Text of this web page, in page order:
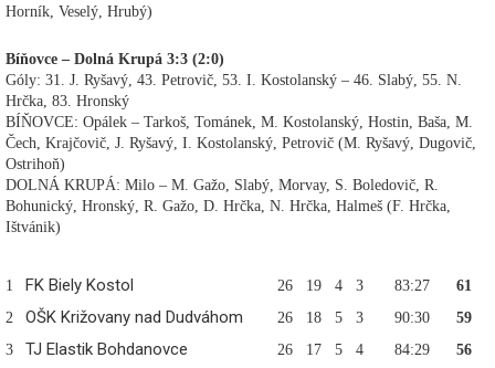
Horník, Veselý, Hrubý)
Bíňovce – Dolná Krupá 3:3 (2:0)
Góly: 31. J. Ryšavý, 43. Petrovič, 53. I. Kostolanský – 46. Slabý, 55. N.
Hrčka, 83. Hronský
BÍŇOVCE: Opálek – Tarkoš, Tománek, M. Kostolanský, Hostin, Baša, M.
Čech, Krajčovič, J. Ryšavý, I. Kostolanský, Petrovič (M. Ryšavý, Dugovič,
Ostrihoň)
DOLNÁ KRUPÁ: Milo – M. Gažo, Slabý, Morvay, S. Boledovič, R.
Bohunický, Hronský, R. Gažo, D. Hrčka, N. Hrčka, Halmeš (F. Hrčka,
Ištvánik)
1 FK Biely Kostol 26 19 4 3 83:27
61
2
OŠK Križovany nad Dudváhom 26 18 5 3 90:30
59
3
TJ Elastik Bohdanovce 26 17 5 4 84:29
56